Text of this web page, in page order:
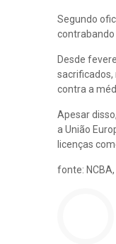
Segundo
Desde
sacrificados,
contra a
Apesar
a União
licenças
fonte: